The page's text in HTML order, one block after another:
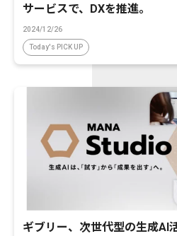
サービスで、DXを推進。
2024/12/26
Today's PICK UP
ギブリー、次世代型の生成AI